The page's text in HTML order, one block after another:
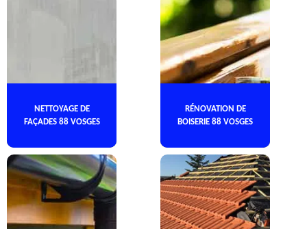
NETTOYAGE DE
FAÇADES 88 VOSGES
RÉNOVATION DE
BOISERIE 88 VOSGES